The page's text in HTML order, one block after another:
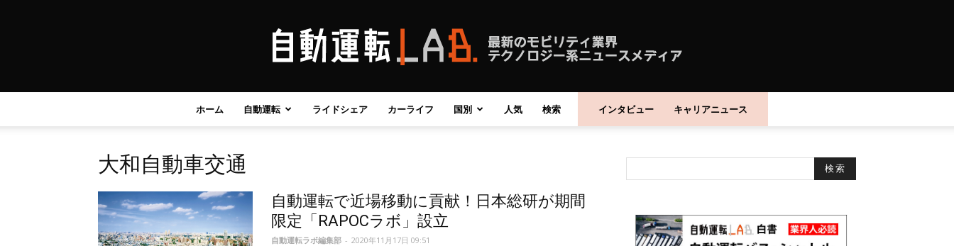
自
動
ホーム 自動運転 ライドシェア カーライフ 国別 人気 検索 インタビュー キャリアニュース
大和自動車交通
自動運転で近場移動に貢献！日本総研が期間
限定「RAPOCラボ」設立
自動運転ラボ編集部 - 2020年11月17日 09:51